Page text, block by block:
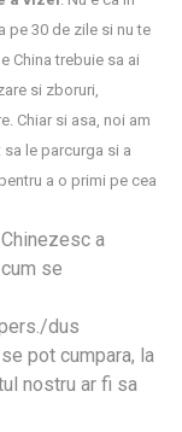
pe 30 de zile si nu te
China trebuie sa ai
si zboruri,
Chiar si asa, noi am
le parcurga si a
a o primi pe cea
a
se
dus
pot cumpara, la
nostru ar fi sa